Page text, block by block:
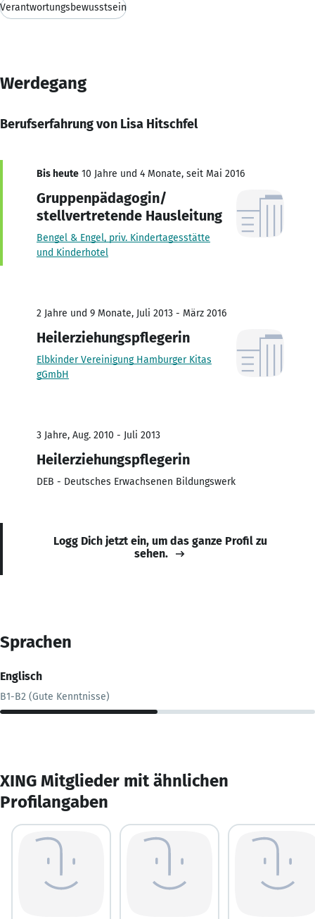
Verantwortungsbewusstsein
Werdegang
Berufserfahrung von Lisa Hitschfel
Bis heute 10 Jahre und 4 Monate, seit Mai 2016
Gruppenpädagogin/
stellvertretende Hausleitung
Bengel & Engel, priv. Kindertagesstätte
und Kinderhotel
2 Jahre und 9 Monate, Juli 2013 - März 2016
Heilerziehungspflegerin
Elbkinder Vereinigung Hamburger Kitas
gGmbH
3 Jahre, Aug. 2010 - Juli 2013
Heilerziehungspflegerin
DEB - Deutsches Erwachsenen Bildungswerk
Logg Dich jetzt ein, um das ganze Profil zu
sehen.
Sprachen
Englisch
B1-B2 (Gute Kenntnisse)
XING Mitglieder mit ähnlichen
Profilangaben